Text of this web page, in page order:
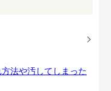
法や汚してしまった